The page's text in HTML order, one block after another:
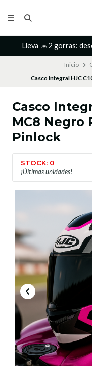
Lleva 🧢 2 gorras:
Inicio
Casco Integral HJC
Casco
MC8 Negro
Pinlock
STOCK: 0
¡Últimas unidades!